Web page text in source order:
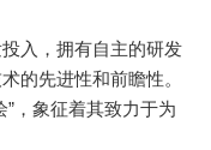
入，拥有自主的研发
的先进性和前瞻性。
，象征着其致力于为